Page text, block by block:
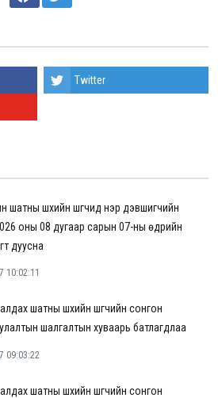
Twitter
шатны шүүхийн шүүгчид нэр дэвшигчийн
оны 08 дугаар сарын 07-ны өдрийн
дуусна
10:02:11
шатны шүүхийн шүүгчийн сонгон
шалгалтын хуваарь батлагдлаа
09:03:22
шатны шүүхийн шүүгчийн сонгон